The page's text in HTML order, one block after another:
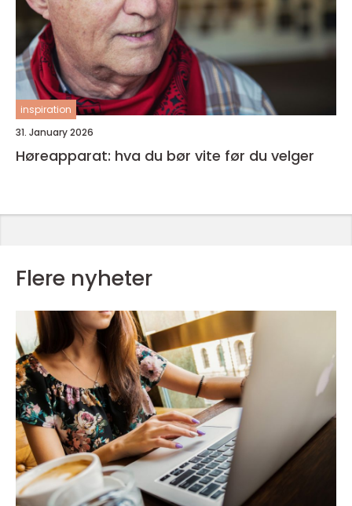
inspiration
31. January 2026
Høreapparat: hva du bør vite før du velger
Flere nyheter